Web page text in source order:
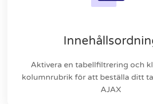
Aktivera en tabellfiltrering och
kolumnrubrik för att beställa ditt
AJAX